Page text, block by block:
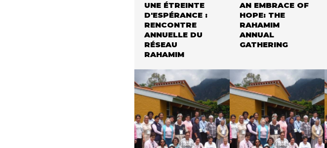
UNE ÉTREINTE
D'ESPÉRANCE :
RENCONTRE
ANNUELLE DU
RÉSEAU
RAHAMIM
AN EMBRACE OF
HOPE: THE
RAHAMIM
ANNUAL
GATHERING